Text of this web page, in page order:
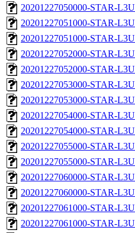
20201227050000-STAR-
20201227051000-STAR-
20201227051000-STAR-
20201227052000-STAR-
20201227052000-STAR-
20201227053000-STAR-
20201227053000-STAR-
20201227054000-STAR-
20201227054000-STAR-
20201227055000-STAR-
20201227055000-STAR-
20201227060000-STAR-
20201227060000-STAR-
20201227061000-STAR-
20201227061000-STAR-